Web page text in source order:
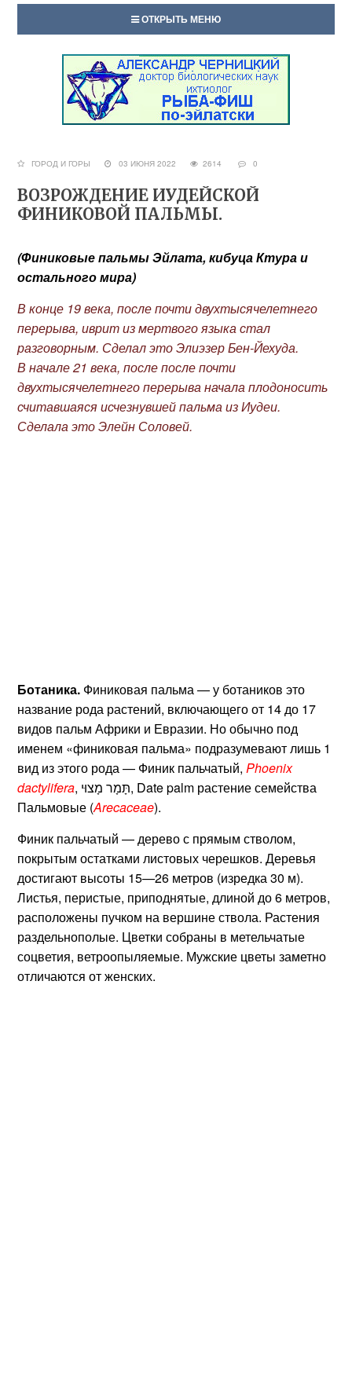
ОТКРЫТЬ МЕНЮ
ГОРОД И ГОРЫ 03 ИЮНЯ 2022 2614 0
ВОЗРОЖДЕНИЕ ИУДЕЙСКОЙ
ФИНИКОВОЙ ПАЛЬМЫ.
(Финиковые пальмы Эйлата, кибуца Ктура и
остального мира)
В конце 19 века, после почти двухтысячелетнего
перерыва, иврит из мертвого языка стал
разговорным. Сделал это Элиэзер Бен-Йехуда.
В начале 21 века, после после почти
двухтысячелетнего перерыва начала плодоносить
считавшаяся исчезнувшей пальма из Иудеи.
Сделала это Элейн Соловей.
Ботаника. Финиковая пальма — у ботаников это
название рода растений, включающего от 14 до 17
видов пальм Африки и Евразии. Но обычно под
именем «финиковая пальма» подразумевают лишь 1
вид из этого рода — Финик пальчатый,Phoenix
dactylifera, תָּמָר מָצוּי, Date palm растение семейства
Пальмовые (Arecaceae).
Финик пальчатый — дерево с прямым стволом,
покрытым остатками листовых черешков. Деревья
достигают высоты 15—26 метров (изредка 30 м).
Листья, перистые, приподнятые, длиной до 6 метров,
расположены пучком на вершине ствола. Растения
раздельнополые. Цветки собраны в метельчатые
соцветия, ветроопыляемые. Мужские цветы заметно
отличаются от женских.